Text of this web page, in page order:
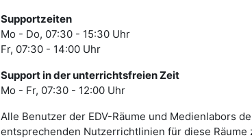
Supportzeiten
Mo - Do, 07:30 - 15:30 Uhr
Fr, 07:30 - 14:00 Uhr
Support in der unterrichtsfreien Zeit
Mo - Fr, 07:30 - 12:00 Uhr
Alle Benutzer der EDV-Räume und Medienlabors
entsprechenden Nutzerrichtlinien für diese Räume